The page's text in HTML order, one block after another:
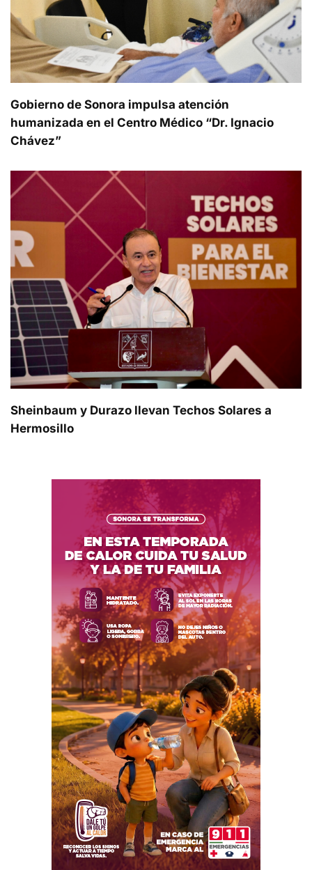
Gobierno de Sonora impulsa atención
humanizada en el Centro Médico “Dr. Ignacio
Chávez”
Sheinbaum y Durazo llevan Techos Solares a
Hermosillo